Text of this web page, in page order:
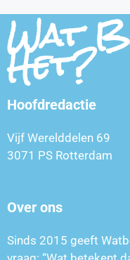
Wat
Het?
Hoofdredactie
Vijf Werelddelen 69
3071 PS Rotterdam
Over ons
Sinds 2015 geeft